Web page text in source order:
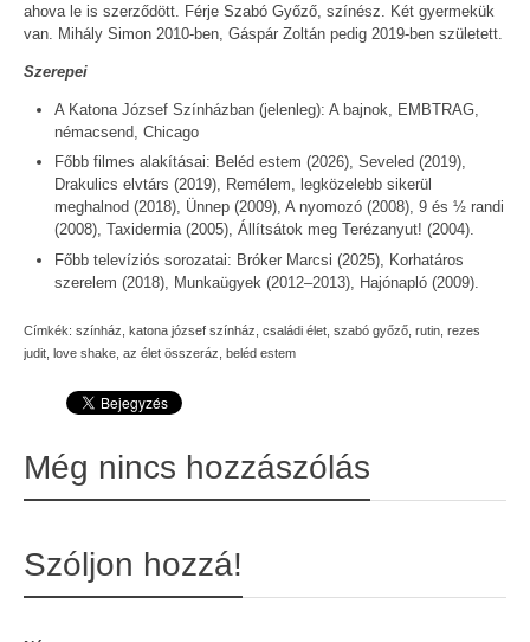
ahova le is szerződött. Férje Szabó Győző, színész. Két gyermekük
van. Mihály Simon 2010-ben, Gáspár Zoltán pedig 2019-ben született.
Szerepei
A Katona József Színházban (jelenleg): A bajnok, EMBTRAG,
némacsend, Chicago
Főbb filmes alakításai: Beléd estem (2026), Seveled (2019),
Drakulics elvtárs (2019), Remélem, legközelebb sikerül
meghalnod (2018), Ünnep (2009), A nyomozó (2008), 9 és ½ randi
(2008), Taxidermia (2005), Állítsátok meg Terézanyut! (2004).
Főbb televíziós sorozatai: Bróker Marcsi (2025), Korhatáros
szerelem (2018), Munkaügyek (2012–2013), Hajónapló (2009).
Címkék: színház katona józsef színház családi élet szabó győző rutin rezes
judit love shake az élet összeráz beléd estem
Még nincs hozzászólás
Szóljon hozzá!